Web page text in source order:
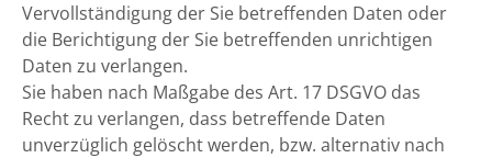
Vervollständigung der Sie betreffenden Daten oder
die Berichtigung der Sie betreffenden unrichtigen
Daten zu verlangen.
Sie haben nach Maßgabe des Art. 17 DSGVO das
Recht zu verlangen, dass betreffende Daten
unverzüglich gelöscht werden, bzw. alternativ nach